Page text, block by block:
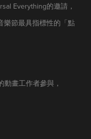
Everything的邀請，
樂節最具指標性的「點
畫工作者參與，